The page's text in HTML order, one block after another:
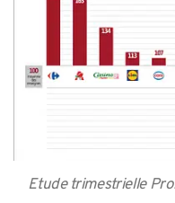
Etude trimestrielle